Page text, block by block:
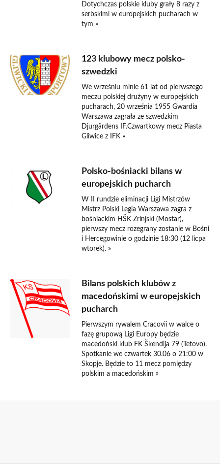
Dotychczas polskie kluby grały 8 razy z
serbskimi w europejskich pucharach w
tym »
123 klubowy mecz polsko-
szwedzki
We wrześniu minie 61 lat od pierwszego
meczu polskiej drużyny w europejskich
pucharach, 20 września 1955 Gwardia
Warszawa zagrała ze szwedzkim
Djurgårdens IF.Czwartkowy mecz Piasta
Gliwice z IFK »
Polsko-bośniacki bilans w
europejskich pucharch
W II rundzie eliminacji Ligi Mistrzów
Mistrz Polski Legia Warszawa zagra z
bośniackim HŠK Zrinjski (Mostar),
pierwszy mecz rozegrany zostanie w Bośni
i Hercegowinie o godzinie 18:30 (12 licpa
wtorek). »
Bilans polskich klubów z
macedońskimi w europejskich
pucharch
Pierwszym rywalem Cracovii w walce o
fazę grupową Ligi Europy będzie
macedoński klub FK Škendija 79 (Tetovo).
Spotkanie we czwartek 30.06 o 21:00 w
Skopje. Będzie to 11 mecz pomiędzy
polskim a macedońskim »